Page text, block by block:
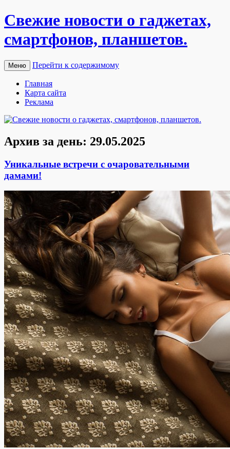
Свежие новости о гаджетах,
смартфонов, планшетов.
Меню Перейти к содержимому
Главная
Карта сайта
Реклама
Архив за день: 29.05.2025
Уникальные встречи с очаровательными
дамами!